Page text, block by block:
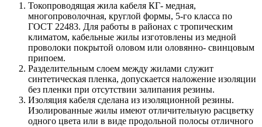
Токопроводящая жила кабеля КГ- медная,
многопроволочная, круглой формы, 5-го класса по
ГОСТ 22483. Для работы в районах с тропическим
климатом, кабельные жилы изготовлены из медной
проволоки покрытой оловом или оловянно- свинцовым
припоем.
Разделительным слоем между жилами служит
синтетическая пленка, допускается наложение изоляции
без пленки при отсутствии залипания резины.
Изоляция кабеля сделана из изоляционной резины.
Изолированные жилы имеют отличительную расцветку
одного цвета или в виде продольной полосы отличного